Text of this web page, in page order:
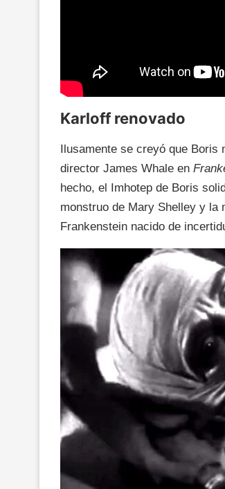
Karloff renovado
Ilusamente se creyó que Boris
director James Whale en
hecho, el Imhotep de Boris
monstruo de Mary Shelley y la
Frankenstein nacido de